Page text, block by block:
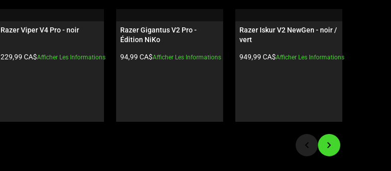
Razer Viper V4 Pro - noir
Prix du produit:
229,99 CA$Afficher Les Informations
Razer Gigantus V2 Pro -
Édition NiKo
Prix du produit:
94,99 CA$Afficher Les Informations
Razer Iskur V2 NewGen - noir /
vert
Prix du produit:
949,99 CA$Afficher Les Informations